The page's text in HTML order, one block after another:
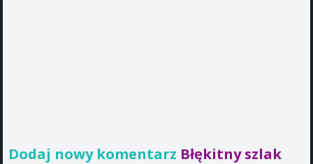
Dodaj nowy komentarz Błękitny szlak